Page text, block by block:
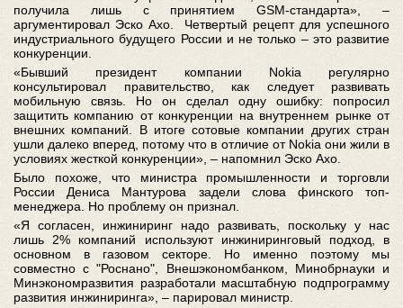
получила лишь с принятием GSM-стандарта», –
аргументировал Эско Ахо. Четвертый рецепт для успешного
индустриального будущего России и не только – это развитие
конкуренции.
«Бывший президент компании Nokia регулярно
консультировал правительство, как следует развивать
мобильную связь. Но он сделал одну ошибку: попросил
защитить компанию от конкуренции на внутреннем рынке от
внешних компаний. В итоге сотовые компании других стран
ушли далеко вперед, потому что в отличие от Nokia они жили в
условиях жесткой конкуренции», – напомнил Эско Ахо.
Было похоже, что министра промышленности и торговли
России Дениса Мантурова задели слова финского топ-
менеджера. Но проблему он признал.
«Я согласен, инжиниринг надо развивать, поскольку у нас
лишь 2% компаний используют инжиниринговый подход, в
основном в газовом секторе. Но именно поэтому мы
совместно с "Роснано", Внешэкономбанком, Минобрнауки и
Минэкономразвития разработали масштабную подпрограмму
развития инжиниринга», – парировал министр.